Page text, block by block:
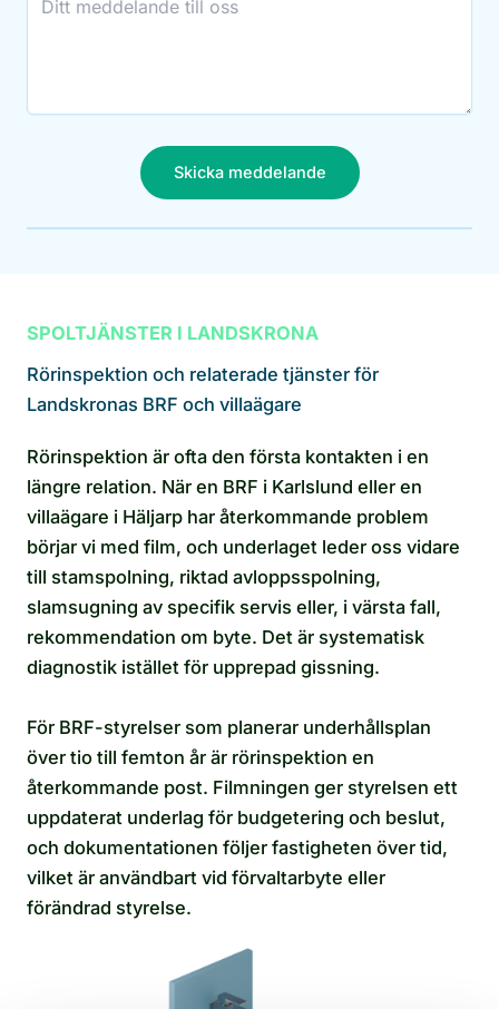
Skicka meddelande
SPOLTJÄNSTER I LANDSKRONA
Rörinspektion och relaterade tjänster för
Landskronas BRF och villaägare
Rörinspektion är ofta den första kontakten i en
längre relation. När en BRF i Karlslund eller en
villaägare i Häljarp har återkommande problem
börjar vi med film, och underlaget leder oss vidare
till stamspolning, riktad avloppsspolning,
slamsugning av specifik servis eller, i värsta fall,
rekommendation om byte. Det är systematisk
diagnostik istället för upprepad gissning.
För BRF-styrelser som planerar underhållsplan
över tio till femton år är rörinspektion en
återkommande post. Filmningen ger styrelsen ett
uppdaterat underlag för budgetering och beslut,
och dokumentationen följer fastigheten över tid,
vilket är användbart vid förvaltarbyte eller
förändrad styrelse.